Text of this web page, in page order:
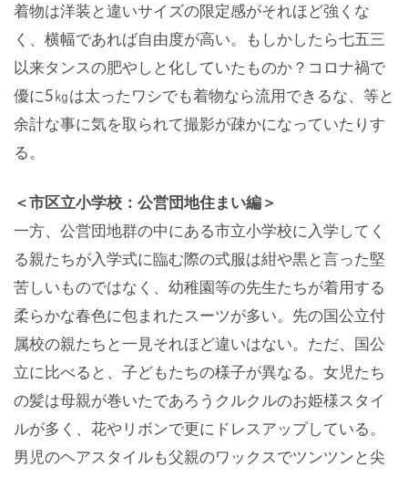
着物は洋装と違いサイズの限定感がそれほど強くな
く、横幅であれば自由度が高い。もしかしたら七五三
以来タンスの肥やしと化していたものか？コロナ禍で
優に5㎏は太ったワシでも着物なら流用できるな、等と
余計な事に気を取られて撮影が疎かになっていたりす
る。
＜市区立小学校：公営団地住まい編＞
一方、公営団地群の中にある市立小学校に入学してく
る親たちが入学式に臨む際の式服は紺や黒と言った堅
苦しいものではなく、幼稚園等の先生たちが着用する
柔らかな春色に包まれたスーツが多い。先の国公立付
属校の親たちと一見それほど違いはない。ただ、国公
立に比べると、子どもたちの様子が異なる。女児たち
の髪は母親が巻いたであろうクルクルのお姫様スタイ
ルが多く、花やリボンで更にドレスアップしている。
男児のヘアスタイルも父親のワックスでツンツンと尖